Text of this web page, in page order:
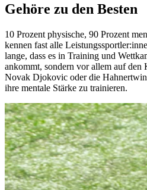
Gehöre zu den Besten
10 Pro­zent phy­si­sche, 90 Pro­zent
kennen fast alle
lange, dass es in Trai­ning und
ankommt, son­dern vor allem auf den
Novak Djo­ko­vic oder die
ihre men­tale Stärke zu trai­nie­ren.